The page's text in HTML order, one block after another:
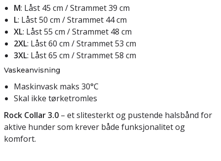
M: Låst 45 cm / Strammet 39 cm
L: Låst 50 cm / Strammet 44 cm
XL: Låst 55 cm / Strammet 48 cm
2XL: Låst 60 cm / Strammet 53 cm
3XL: Låst 65 cm / Strammet 58 cm
Vaskeanvisning
Maskinvask maks 30°C
Skal ikke tørketromles
Rock Collar 3.0 – et slitesterkt og pustende halsbånd for
aktive hunder som krever både funksjonalitet og
komfort.